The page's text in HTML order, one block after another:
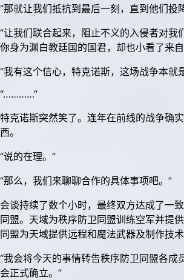
“那就让我们抵抗到最后一刻，直到他们投
“让我们联合起来，阻止不义的入侵者对我
你身为渊白教廷国的国君，却也小看了来
“我有这个信心，特克诺斯，这场战争本就
“…………”
特克诺斯突然笑了。连年在前线的战争确
西。
“说的在理。”
“那么，我们来聊聊合作的具体事项吧。”
会谈持续了数个小时，最终双方达成了一
同盟。天域为秩序防卫同盟训练空军并提
同盟为天域提供远程和魔法武器及制作技术
“我会将今天的事情转告秩序防卫同盟各成
会正式确立。”